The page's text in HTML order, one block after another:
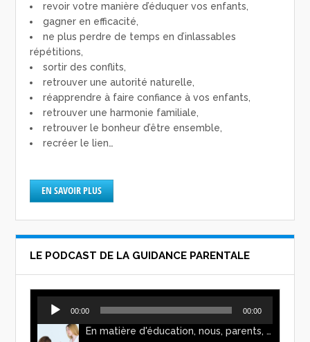
revoir votre manière d’éduquer vos enfants,
gagner en efficacité,
ne plus perdre de temps en d’inlassables
répétitions,
sortir des conflits,
retrouver une autorité naturelle,
réapprendre à faire confiance à vos enfants,
retrouver une harmonie familiale,
retrouver le bonheur d’être ensemble,
recréer le lien…
EN SAVOIR PLUS
LE PODCAST DE LA GUIDANCE PARENTALE
Lecteur
audio
00:00 00:00
En matière d'éducation, nous, parents, avons l'impression de faire preuve d'autorité. Mais n'est-ce pas, parfois, plutôt un jeu de pouvoir ? Ce podcast vous permettra d'y voir plus clair !